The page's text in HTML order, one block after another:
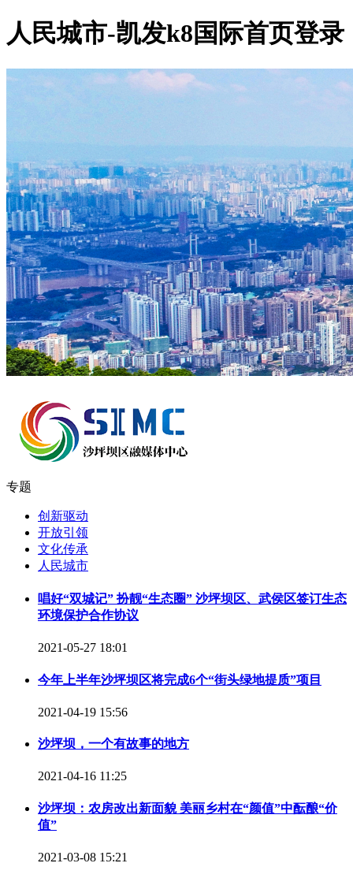
人民城市-凯发k8国际首页登录
专题
创新驱动
开放引领
文化传承
人民城市
唱好“双城记” 扮靓“生态圈” 沙坪坝区、武侯区签订生态
环境保护合作协议
2021-05-27 18:01
今年上半年沙坪坝区将完成6个“街头绿地提质”项目
2021-04-19 15:56
沙坪坝，一个有故事的地方
2021-04-16 11:25
沙坪坝：农房改出新面貌 美丽乡村在“颜值”中酝酿“价
值”
2021-03-08 15:21